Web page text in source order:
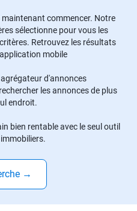
commencer. Notre
sélectionne pour vous les
Retrouvez les résultats
mobile
d'annonces
les annonces de plus
endroit.
bien rentable avec le seul outil
→